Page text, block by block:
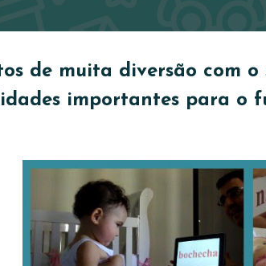
de muita diversão com
importantes para o